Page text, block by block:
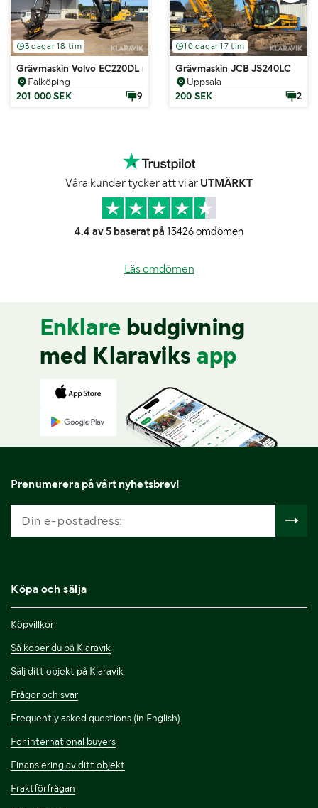
3 dagar 18 tim
Grävmaskin Volvo EC220DL med skopa
Falköping
201 000 SEK
9
10 dagar 17 tim
Grävmaskin JCB JS240LC
Uppsala
200 SEK
2
Våra kunder tycker att vi är UTMÄRKT
4.4 av 5 baserat på 13426 omdömen
Läs omdömen
Enklare budgivning
med Klaraviks app
Prenumerera på vårt nyhetsbrev!
Köpa och sälja
Köpvillkor
Så köper du på Klaravik
Sälj ditt objekt på Klaravik
Frågor och svar
Frequently asked questions (in English)
For international buyers
Finansiering av ditt objekt
Fraktförfrågan